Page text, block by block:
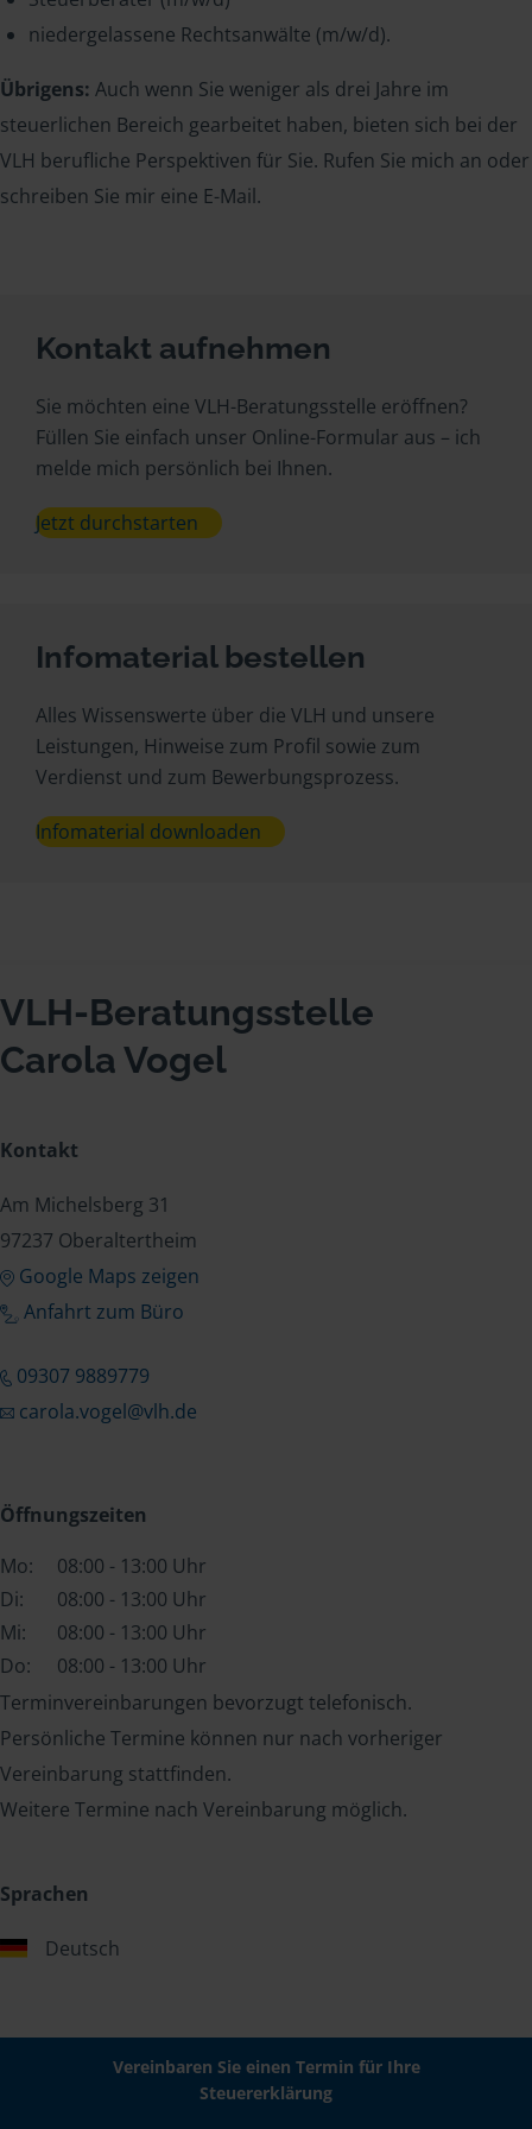
niedergelassene Rechtsanwälte (m/w/d).
Übrigens: Auch wenn Sie weniger als drei Jahre im
steuerlichen Bereich gearbeitet haben, bieten sich bei der
VLH berufliche Perspektiven für Sie. Rufen Sie mich an oder
schreiben Sie mir eine E-Mail.
Kontakt aufnehmen
Sie möchten eine VLH-Beratungsstelle eröffnen?
Füllen Sie einfach unser Online-Formular aus – ich
melde mich persönlich bei Ihnen.
Jetzt durchstarten
Infomaterial bestellen
Alles Wissenswerte über die VLH und unsere
Leistungen, Hinweise zum Profil sowie zum
Verdienst und zum Bewerbungsprozess.
Infomaterial downloaden
VLH-Beratungsstelle
Carola Vogel
Kontakt
Am Michelsberg 31
97237 Oberaltertheim
Google Maps zeigen
Anfahrt zum Büro
09307 9889779
carola.vogel@vlh.de
Öffnungszeiten
Mo:
08:00 - 13:00 Uhr
Di:
08:00 - 13:00 Uhr
Mi:
08:00 - 13:00 Uhr
Do:
08:00 - 13:00 Uhr
Terminvereinbarungen bevorzugt telefonisch.
Persönliche Termine können nur nach vorheriger
Vereinbarung stattfinden.
Weitere Termine nach Vereinbarung möglich.
Sprachen
Deutsch
Vereinbaren Sie einen Termin für Ihre
Steuererklärung